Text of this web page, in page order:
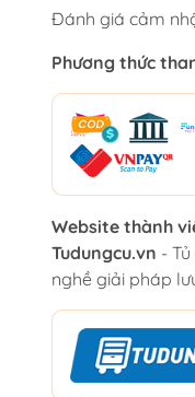
Đánh giá cảm
Phương thức
Website thành
Tudungcu.vn -
nghề giải pháp